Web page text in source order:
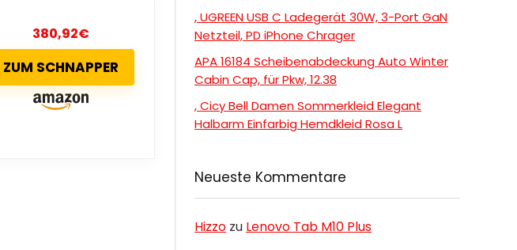
380,92€
ZUM SCHNAPPER
, UGREEN USB C Ladegerät 30W, 3-Port GaN
Netzteil, PD iPhone Chrager
APA 16184 Scheibenabdeckung Auto Winter
Cabin Cap, für Pkw, 12.38
, Cicy Bell Damen Sommerkleid Elegant
Halbarm Einfarbig Hemdkleid Rosa L
Neueste Kommentare
Hizzo zu Lenovo Tab M10 Plus